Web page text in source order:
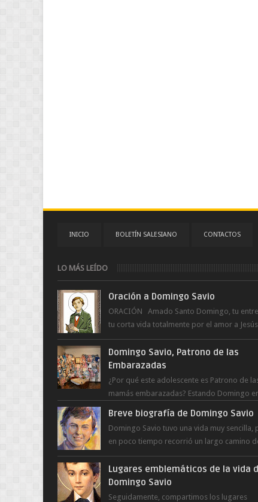
INICIO BOLETÍN SALESIANO CONTACTOS
LO MÁS LEÍDO
Oración a Domingo Savio
ORACIÓN Amado Santo Domingo, tu
tu corta vida totalmente por el amor a Jesús
Madre. Ayuda hoy a la juventud para ...
Domingo Savio, Patrono de las
Embarazadas
¿Por qué este adolescente es Patrono de
mamás embarazadas? Estando Domingo
Oratorio en Turín, un día le pide a Don
Breve biografía de Domingo Savio
Domingo Savio tuvo una vida muy sencilla,
en poco tiempo recorrió un largo camino
santidad, obra maestra del Espíritu Santo y
Lugares emblemáticos de la vida
Domingo Savio
Seguidamente, compartimos los lugares